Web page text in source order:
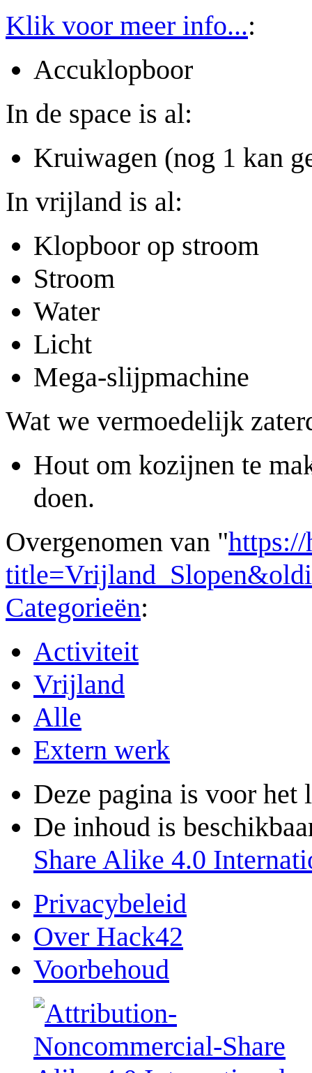
Klik voor meer info...:
Accuklopboor
In de space is al:
Kruiwagen (nog 1 kan
In vrijland is al:
Klopboor op stroom
Stroom
Water
Licht
Mega-slijpmachine
Wat we vermoedelijk
Hout om kozijnen te
doen.
Overgenomen van "
Categorieën:
Activiteit
Vrijland
Alle
Extern werk
Deze pagina is voor het
De inhoud is
Share Alike 4.0
Privacybeleid
Over Hack42
Voorbehoud